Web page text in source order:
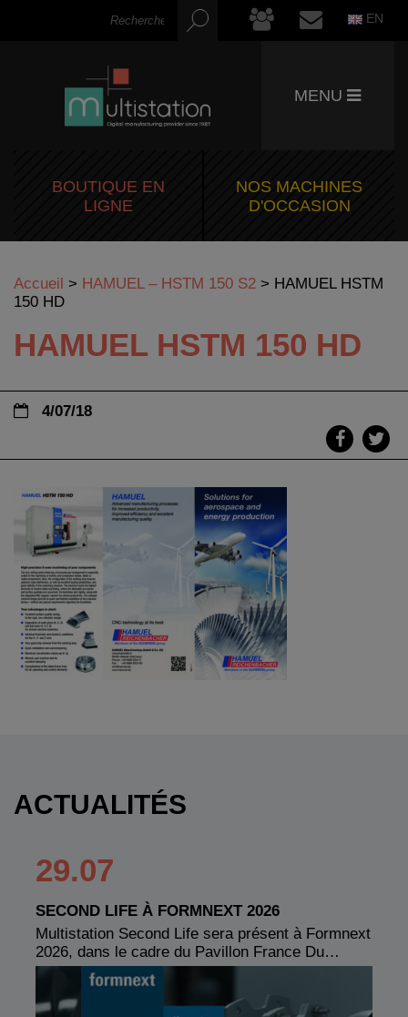
EN
MENU
BOUTIQUE EN
LIGNE
NOS MACHINES
D'OCCASION
Accueil > HAMUEL – HSTM 150 S2 > HAMUEL HSTM
150 HD
HAMUEL HSTM 150 HD
4/07/18
ACTUALITÉS
29.07
SECOND LIFE À FORMNEXT 2026
Multistation Second Life sera présent à Formnext
2026, dans le cadre du Pavillon France Du…